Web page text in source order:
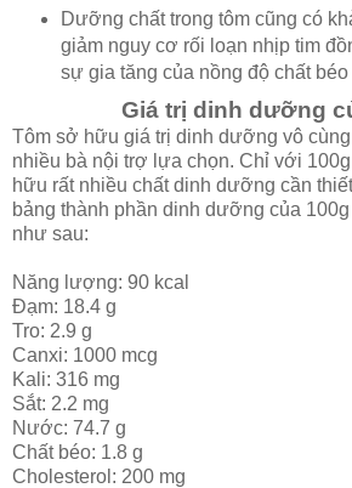
Dưỡng chất trong tôm cũng có
giảm nguy cơ rối loạn nhịp tim
sự gia tăng của nồng độ chất béo
Giá trị dinh dưỡng
Tôm sở hữu giá trị dinh dưỡng vô
nhiều bà nội trợ lựa chọn. Chỉ với
hữu rất nhiều chất dinh dưỡng cần
bảng thành phần dinh dưỡng của
như sau:
Năng lượng: 90 kcal
Đạm: 18.4 g
Tro: 2.9 g
Canxi: 1000 mcg
Kali: 316 mg
Sắt: 2.2 mg
Nước: 74.7 g
Chất béo: 1.8 g
Cholesterol: 200 mg